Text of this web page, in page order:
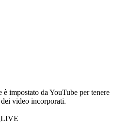
è impostato da YouTube per tenere
video incorporati.